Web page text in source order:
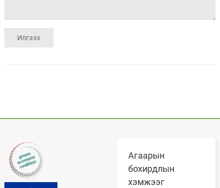
Агаарын
бохирдлын
хэмжээг